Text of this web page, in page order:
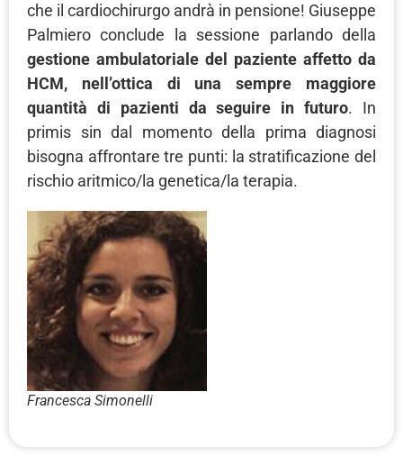
che il cardiochirurgo andrà in pensione! Giuseppe
Palmiero conclude la sessione parlando della
gestione ambulatoriale del paziente affetto da
HCM, nell’ottica di una sempre maggiore
quantità di pazienti da seguire in futuro. In
primis sin dal momento della prima diagnosi
bisogna affrontare tre punti: la stratificazione del
rischio aritmico/la genetica/la terapia.
Francesca Simonelli